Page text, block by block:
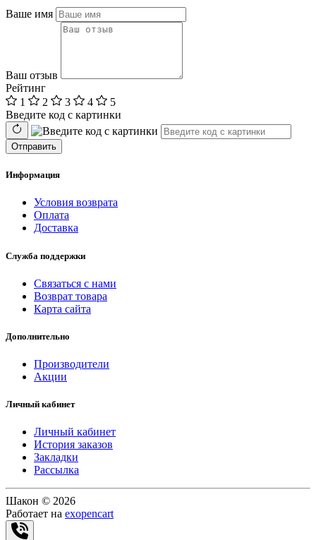
Ваше имя
Ваш отзыв
Рейтинг
1
2 3 4
5
Введите код с картинки
Отправить
Информация
Условия возврата
Оплата
Доставка
Служба поддержки
Связаться с нами
Возврат товара
Карта сайта
Дополнительно
Производители
Акции
Личный кабинет
Личный кабинет
История заказов
Закладки
Рассылка
Шакон © 2026
Работает на exopencart